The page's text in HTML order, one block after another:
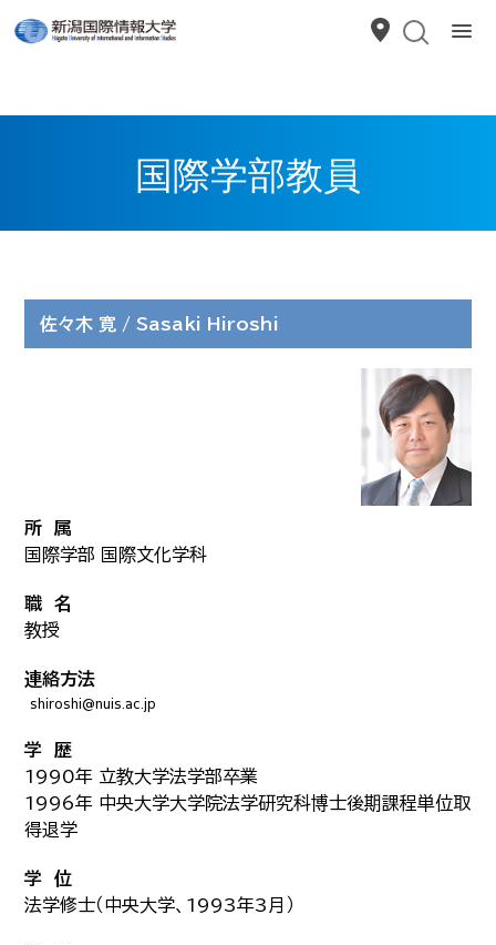
国際学部教員
佐々木 寛 / Sasaki Hiroshi
所 属
国際学部 国際文化学科
職 名
教授
連絡方法
学 歴
1990年 立教大学法学部卒業
1996年 中央大学大学院法学研究科博士後期課程単位取
得退学
学 位
法学修士（中央大学、1993年3月）